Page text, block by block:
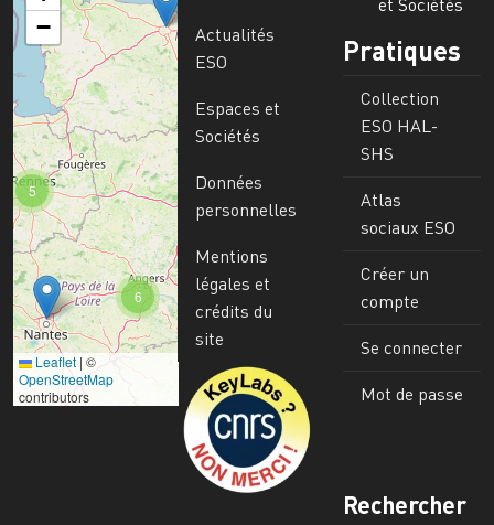
6
5
−
Leaflet | ©
OpenStreetMap
contributors
Actualités
ESO
Espaces et
Sociétés
Données
personnelles
Mentions
légales et
crédits du
site
Image
et Sociétés
Pratiques
Collection
ESO HAL-
SHS
Atlas
sociaux ESO
Créer un
compte
Se connecter
Mot de passe
Rechercher